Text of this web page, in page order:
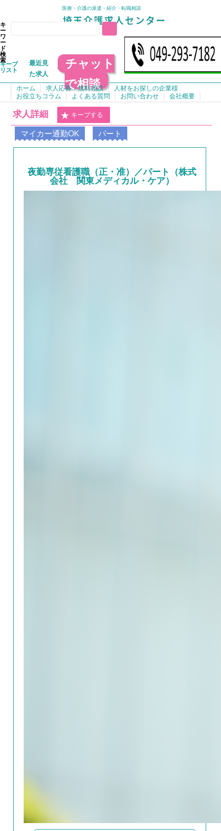
医療・介護の派遣・紹介・転職相談
キ
ー
ワ
ー
ド
検
索
キープ
リスト
最近見
た求人
チャット
で相談
ホーム 求人応募・無料相談
人材をお探しの企業様
お役立ちコラム
よくある質問 お問い合わせ 会社概要
求人詳細 キープする
マイカー通勤OK パート
夜勤専従看護職（正・准）／パート（株式
会社 関東メディカル・ケア）